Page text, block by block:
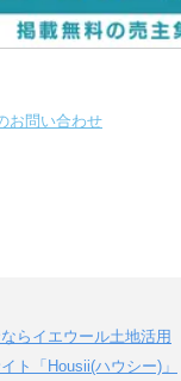
お問い合わせ
らイエウール土地活用
ト「Housii(ハウシー)」